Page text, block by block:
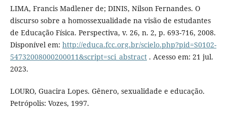
LIMA, Francis Madlener de; DINIS, Nilson Fernandes. O
discurso sobre a homossexualidade na visão de estudantes
de Educação Física. Perspectiva, v. 26, n. 2, p. 693-716, 2008.
Disponível em: http://educa.fcc.org.br/scielo.php?pid=S0102-
54732008000200011&script=sci_abstract. Acesso em: 21 jul.
2023.
LOURO, Guacira Lopes. Gênero, sexualidade e educação.
Petrópolis: Vozes, 1997.